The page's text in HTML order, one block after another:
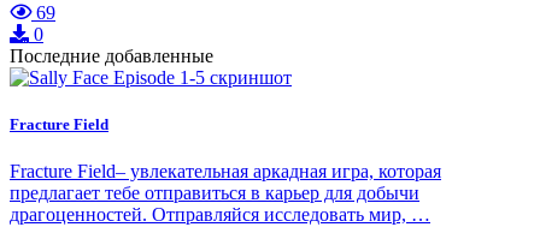
69
0
Последние добавленные
Fracture Field
Fracture Field– увлекательная аркадная игра, которая
предлагает тебе отправиться в карьер для добычи
драгоценностей. Отправляйся исследовать мир, …